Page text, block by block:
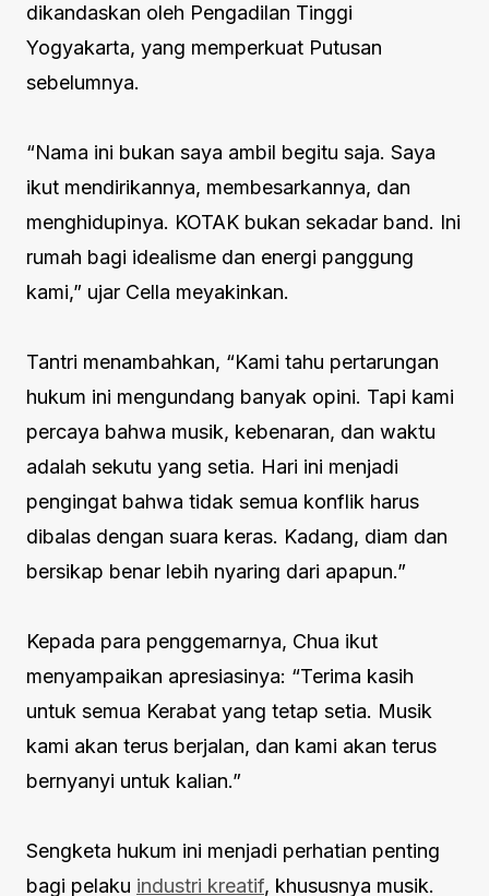
dikandaskan oleh Pengadilan Tinggi
Yogyakarta, yang memperkuat Putusan
sebelumnya.
“Nama ini bukan saya ambil begitu saja. Saya
ikut mendirikannya, membesarkannya, dan
menghidupinya. KOTAK bukan sekadar band. Ini
rumah bagi idealisme dan energi panggung
kami,” ujar Cella meyakinkan.
Tantri menambahkan, “Kami tahu pertarungan
hukum ini mengundang banyak opini. Tapi kami
percaya bahwa musik, kebenaran, dan waktu
adalah sekutu yang setia. Hari ini menjadi
pengingat bahwa tidak semua konflik harus
dibalas dengan suara keras. Kadang, diam dan
bersikap benar lebih nyaring dari apapun.”
Kepada para penggemarnya, Chua ikut
menyampaikan apresiasinya: “Terima kasih
untuk semua Kerabat yang tetap setia. Musik
kami akan terus berjalan, dan kami akan terus
bernyanyi untuk kalian.”
Sengketa hukum ini menjadi perhatian penting
bagi pelaku industri kreatif, khususnya musik.